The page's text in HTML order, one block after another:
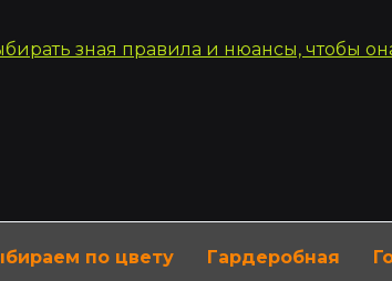
по цвету Гардеробная